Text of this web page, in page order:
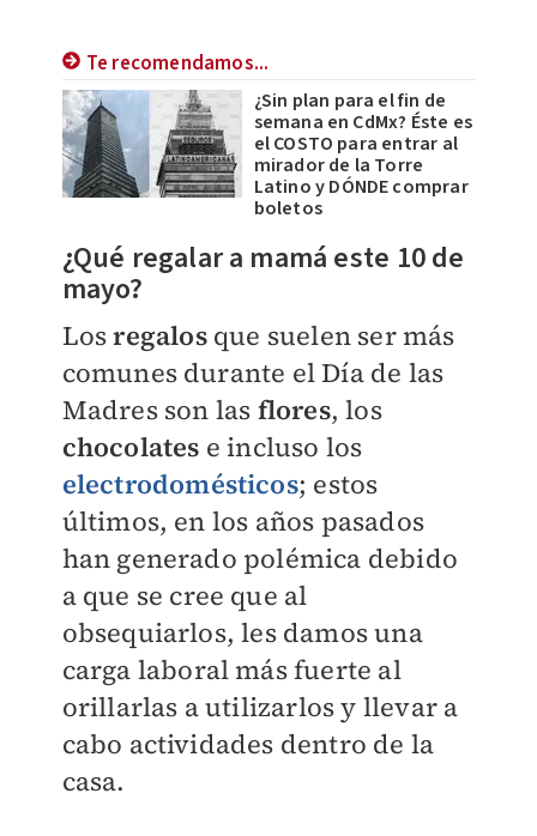
Te recomendamos...
¿Sin plan para el fin de
semana en CdMx? Éste es
el COSTO para entrar al
mirador de la Torre
Latino y DÓNDE comprar
boletos
¿Qué regalar a mamá este 10 de
mayo?
Losregalosque suelen ser más
comunes durante el Día de las
Madres son las flores, los
chocolates e incluso los
electrodomésticos; estos
últimos, en los años pasados
han generado polémica debido
a que se cree que al
obsequiarlos, les damos una
carga laboral más fuerte al
orillarlas a utilizarlos y llevar a
cabo actividades dentro de la
casa.